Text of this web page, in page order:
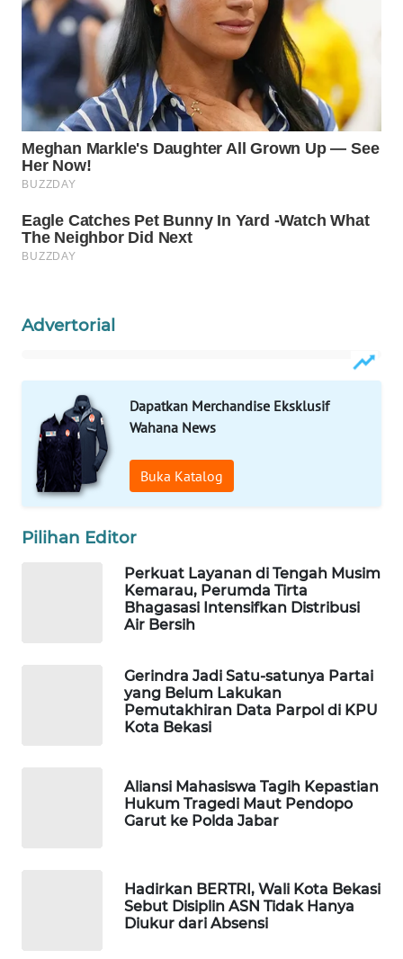
Advertorial
Dapatkan Merchandise Eksklusif
Wahana News
Buka Katalog
Pilihan Editor
Perkuat Layanan di Tengah Musim
Kemarau, Perumda Tirta
Bhagasasi Intensifkan Distribusi
Air Bersih
Gerindra Jadi Satu-satunya Partai
yang Belum Lakukan
Pemutakhiran Data Parpol di KPU
Kota Bekasi
Aliansi Mahasiswa Tagih Kepastian
Hukum Tragedi Maut Pendopo
Garut ke Polda Jabar
Hadirkan BERTRI, Wali Kota Bekasi
Sebut Disiplin ASN Tidak Hanya
Diukur dari Absensi
ID
WAHANANEWS
CO ID
WAHANANEWS
NET
SPORT
WAHANA
WAHANA
WAHANA
PERSONA
WAHANA
OTOMOTIF
WAHANA